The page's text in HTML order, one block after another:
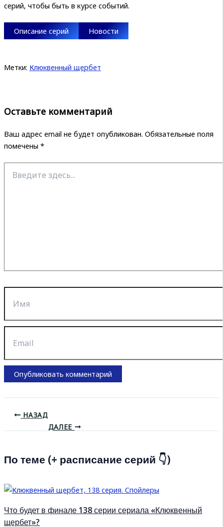
серий, чтобы быть в курсе событий.
Описание серий Новости
Метки: Клюквенный щербет
Оставьте комментарий
Ваш адрес email не будет опубликован. Обязательные поля
помечены *
здесь...
НАЗАД
ДАЛЕЕ
По теме (+ расписание серий 👇)
Что будет в финале 138 серии сериала «Клюквенный
щербет»?